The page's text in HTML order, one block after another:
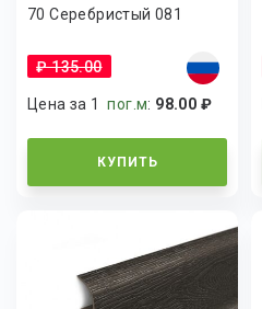
70 Cеребристый 081
₽ 135.00
Цена за 1пог.м: 98.00 ₽
КУПИТЬ